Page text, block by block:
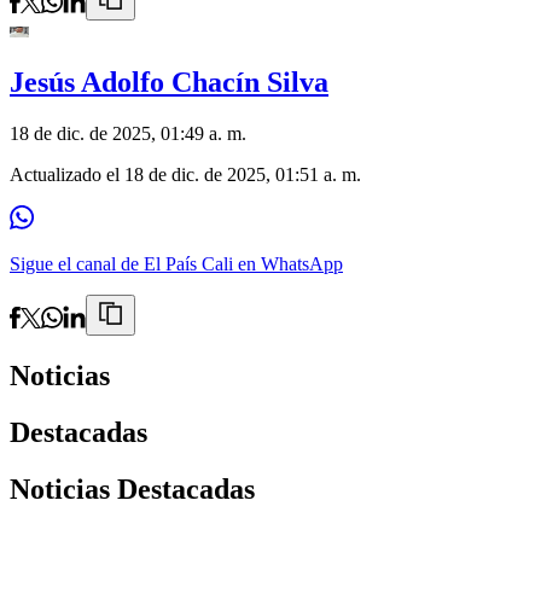
Jesús Adolfo Chacín Silva
18 de dic. de 2025, 01:49 a. m.
Actualizado el 18 de dic. de 2025, 01:51 a. m.
Sigue el canal de El País Cali en WhatsApp
Noticias
Destacadas
Noticias Destacadas